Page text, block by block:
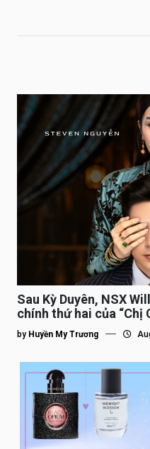
Sau Kỳ Duyên, NSX
chính thứ hai của “Chị
by Huyền My Trương